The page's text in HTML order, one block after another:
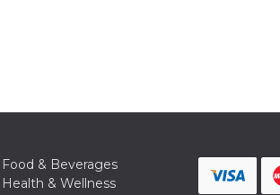
Food & Beverages
Health & Wellness